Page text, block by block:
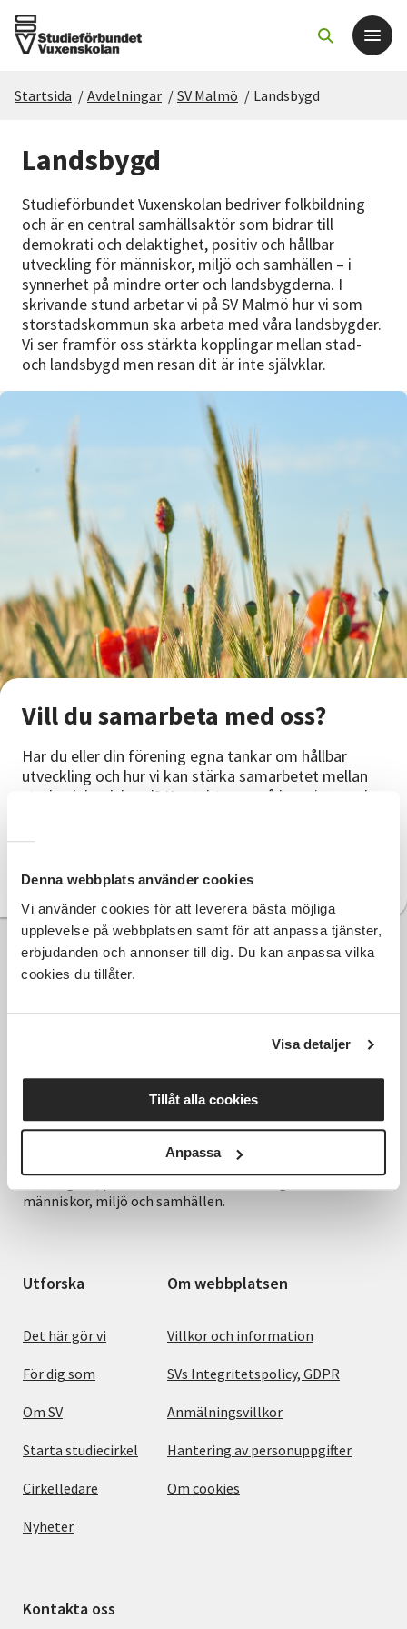
Denna webbplats använder cookies
Vi använder cookies för att leverera bästa möjliga
upplevelse på webbplatsen samt för att anpassa tjänster,
erbjudanden och annonser till dig. Du kan anpassa vilka
cookies du tillåter.
Visa detaljer
Tillåt alla cookies
Anpassa
För dig som
Sök kurser och evenemang
Om SV
Starta studiecirkel
Cirkelledare
Nyheter
Avdelningar
Lyssna
Startsida / Avdelningar / SV Malmö / Landsbygd
Landsbygd
Studieförbundet Vuxenskolan bedriver folkbildning
och är en central samhällsaktör som bidrar till
demokrati och delaktighet, positiv och hållbar
utveckling för människor, miljö och samhällen – i
synnerhet på mindre orter och landsbygderna. I
skrivande stund arbetar vi på SV Malmö hur vi som
storstadskommun ska arbeta med våra landsbygder.
Vi ser framför oss stärkta kopplingar mellan stad-
och landsbygd men resan dit är inte självklar.
Vill du samarbeta med oss?
Har du eller din förening egna tankar om hållbar
utveckling och hur vi kan stärka samarbetet mellan
stad och landsbygd? Kontakta oss så kan vi ses och
Kontakta oss!
Hela Sveriges studieförbund - Vi är en central
samhällsaktör som bidrar till demokrati och
människor, miljö och samhällen.
Utforska
Det här gör vi
För dig som
Om SV
Starta studiecirkel
Cirkelledare
Nyheter
Om webbplatsen
Villkor och information
SVs Integritetspolicy, GDPR
Anmälningsvillkor
Hantering av personuppgifter
Om cookies
Kontakta oss